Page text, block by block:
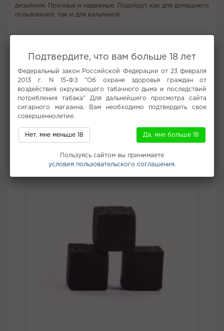
дизайном. Прочные и надежные. Подойдут как для домашнего
пользования, так и для кальянной.
Табак для кальяна
Подтвердите, что вам больше 18 лет
Федеральный закон Российской Федерации от 23 февраля
2013 г. N 15-ФЗ "Об охране здоровья граждан от
воздействия окружающего табачного дыма и последствий
потребления табака" Для дальнейшего просмотра сайта
сигарного магазина, Вам необходимо подтвердить свое
совершеннолетие.
Нет, мне меньше 18 Да, мне больше 18
Пользуясь сайтом вы принимаете
условия пользовательского соглашения.